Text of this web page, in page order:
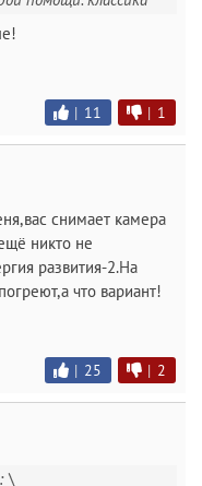
| 11 | 1
снимает камера
никто не
развития-2.На
что вариант!
| 25 | 2
\